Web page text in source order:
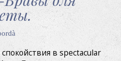
в spectacular